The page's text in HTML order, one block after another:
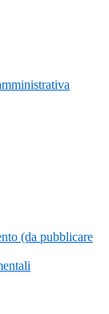
(da pubblicare